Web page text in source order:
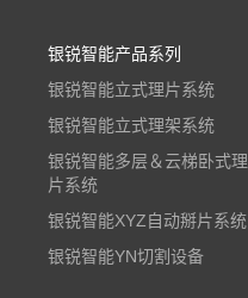
银锐智能产品系列
银锐智能立式理片系统
银锐智能立式理架系统
银锐智能多层＆云梯卧式理
片系统
银锐智能XYZ自动掰片系统
银锐智能YN切割设备